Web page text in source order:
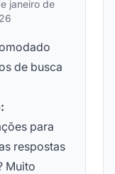
janeiro de
de busca
para
respostas
Muito